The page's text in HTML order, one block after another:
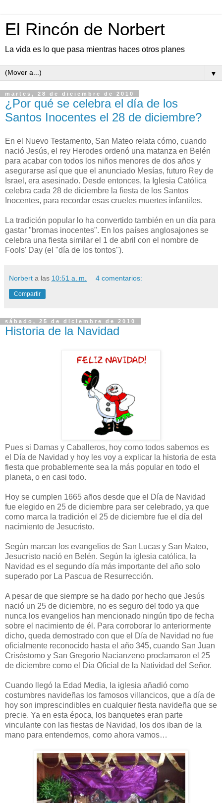
El Rincón de Norbert
La vida es lo que pasa mientras haces otros planes
▼
martes, 28 de diciembre de 2010
¿Por qué se celebra el día de los
Santos Inocentes el 28 de diciembre?
En el Nuevo Testamento, San Mateo relata cómo, cuando
nació Jesús, el rey Herodes ordenó una matanza en Belén
para acabar con todos los niños menores de dos años y
asegurarse así que que el anunciado Mesías, futuro Rey de
Israel, era asesinado. Desde entonces, la Iglesia Católica
celebra cada 28 de diciembre la fiesta de los Santos
Inocentes, para recordar esas crueles muertes infantiles.
La tradición popular lo ha convertido también en un día para
gastar "bromas inocentes". En los países anglosajones se
celebra una fiesta similar el 1 de abril con el nombre de
Fools' Day (el "día de los tontos").
Norbert a las 10:51 a. m. 4 comentarios:
Compartir
sábado, 25 de diciembre de 2010
Historia de la Navidad
Pues si Damas y Caballeros, hoy como todos sabemos es
el Día de Navidad y hoy les voy a explicar la historia de esta
fiesta que probablemente sea la más popular en todo el
planeta, o en casi todo.
Hoy se cumplen 1665 años desde que el Día de Navidad
fue elegido en 25 de diciembre para ser celebrado, ya que
como marca la tradición el 25 de diciembre fue el día del
nacimiento de Jesucristo.
Según marcan los evangelios de San Lucas y San Mateo,
Jesucristo nació en Belén. Según la iglesia católica, la
Navidad es el segundo día más importante del año solo
superado por La Pascua de Resurrección.
A pesar de que siempre se ha dado por hecho que Jesús
nació un 25 de diciembre, no es seguro del todo ya que
nunca los evangelios han mencionado ningún tipo de fecha
sobre el nacimiento de él. Para corroborar lo anteriormente
dicho, queda demostrado con que el Día de Navidad no fue
oficialmente reconocido hasta el año 345, cuando San Juan
Crisóstomo y San Gregorio Nacianzeno proclamaron el 25
de diciembre como el Día Oficial de la Natividad del Señor.
Cuando llegó la Edad Media, la iglesia añadió como
costumbres navideñas los famosos villancicos, que a día de
hoy son imprescindibles en cualquier fiesta navideña que se
precie. Ya en esta época, los banquetes eran parte
vinculante con las fiestas de Navidad, los dos iban de la
mano para entendernos, como ahora vamos…